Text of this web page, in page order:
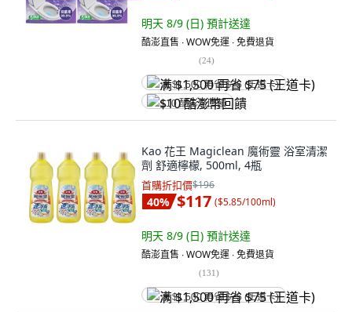
明天 8/9 (日) 預計送達
酷澎直售 ∙ WOW免運 ∙ 免費退貨
(24)
满 $1,500 再省 $75 (王道卡)
$10 酷澎幣回饋
Kao 花王 Magiclean 魔術靈 浴室清潔
劑 舒適檸檬, 500ml, 4瓶
首購折扣價$196
40% $117 ($5.85/100ml)
明天 8/9 (日) 預計送達
酷澎直售 ∙ WOW免運 ∙ 免費退貨
(131)
满 $1,500 再省 $75 (王道卡)